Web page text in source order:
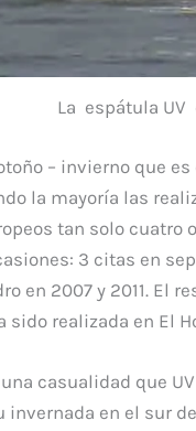
La espátula UV
– invierno que
la mayoría las
tan solo cuatro
3 citas en
en 2007 y 2011. El
sido realizada en El
casualidad que
invernada en el sur